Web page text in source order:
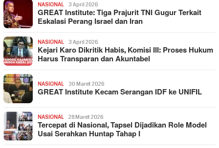
NASIONAL 3 April 2026
GREAT Institute: Tiga Prajurit TNI Gugur Terkait
Eskalasi Perang Israel dan Iran
NASIONAL 3 April 2026
Kejari Karo Dikritik Habis, Komisi III: Proses Hukum
Harus Transparan dan Akuntabel
NASIONAL 30 Maret 2026
GREAT Institute Kecam Serangan IDF ke UNIFIL
NASIONAL 28 Maret 2026
Tercepat di Nasional, Tapsel Dijadikan Role Model
Usai Serahkan Huntap Tahap I